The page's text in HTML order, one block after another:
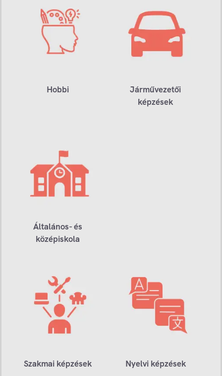
Hobbi
Járművezetői
képzések
Általános- és
középiskola
Szakmai képzések Nyelvi képzések